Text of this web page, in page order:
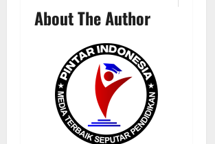
About The Author